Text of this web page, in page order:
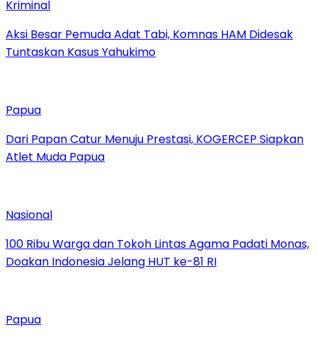
Kriminal
Aksi Besar Pemuda Adat Tabi, Komnas HAM Didesak
Tuntaskan Kasus Yahukimo
Papua
Dari Papan Catur Menuju Prestasi, KOGERCEP Siapkan
Atlet Muda Papua
Nasional
100 Ribu Warga dan Tokoh Lintas Agama Padati Monas,
Doakan Indonesia Jelang HUT ke-81 RI
Papua